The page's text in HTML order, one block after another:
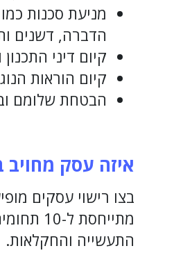
מניעת סכנות
הדברה, דשנים
קיום דיני התכנון
קיום הוראות
הבטחת שלומם
איזה עסק מחויב
בצו רישוי עסקים
התעשייה והחקלאות.